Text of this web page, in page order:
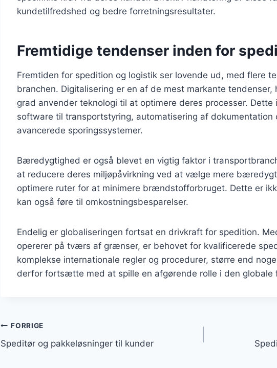
kundetilfredshed og bedre forretningsresultater.
Fremtidige tendenser inden for
Fremtiden for spedition og logistik ser lovende ud, med flere
branchen. Digitalisering er en af de mest markante tendenser,
grad anvender teknologi til at optimere deres processer. Dette
software til transportstyring, automatisering af dokumentation
avancerede sporingssystemer.
Bæredygtighed er også blevet en vigtig faktor i
at reducere deres miljøpåvirkning ved at vælge mere
optimere ruter for at minimere brændstofforbruget. Dette er
kan også føre til omkostningsbesparelser.
Endelig er globaliseringen fortsat en drivkraft for spedition.
opererer på tværs af grænser, er behovet for kvalificerede
komplekse internationale regler og procedurer, større end
derfor fortsætte med at spille en afgørende rolle i den globale
Indlægsnavigation
FORRIGE
Speditør og pakkeløsninger til kunder